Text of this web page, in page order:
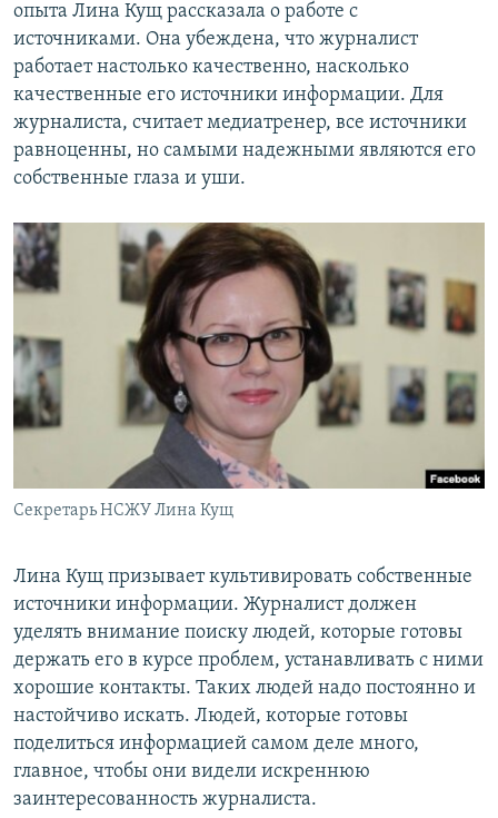
опыта Лина Кущ рассказала о работе с
источниками. Она убеждена, что журналист
работает настолько качественно, насколько
качественные его источники информации. Для
журналиста, считает медиатренер, все источники
равноценны, но самыми надежными являются его
собственные глаза и уши.
Секретарь НСЖУ Лина Кущ
Лина Кущ призывает культивировать собственные
источники информации. Журналист должен
уделять внимание поиску людей, которые готовы
держать его в курсе проблем, устанавливать с ними
хорошие контакты. Таких людей надо постоянно и
настойчиво искать. Людей, которые готовы
поделиться информацией самом деле много,
главное, чтобы они видели искреннюю
заинтересованность журналиста.